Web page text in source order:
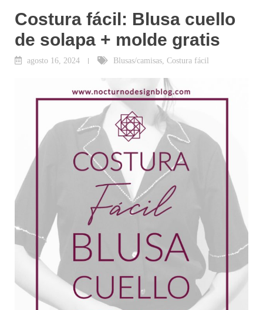
Costura fácil: Blusa cuello
de solapa + molde gratis
agosto 16, 2024 Blusas/camisas Costura fácil